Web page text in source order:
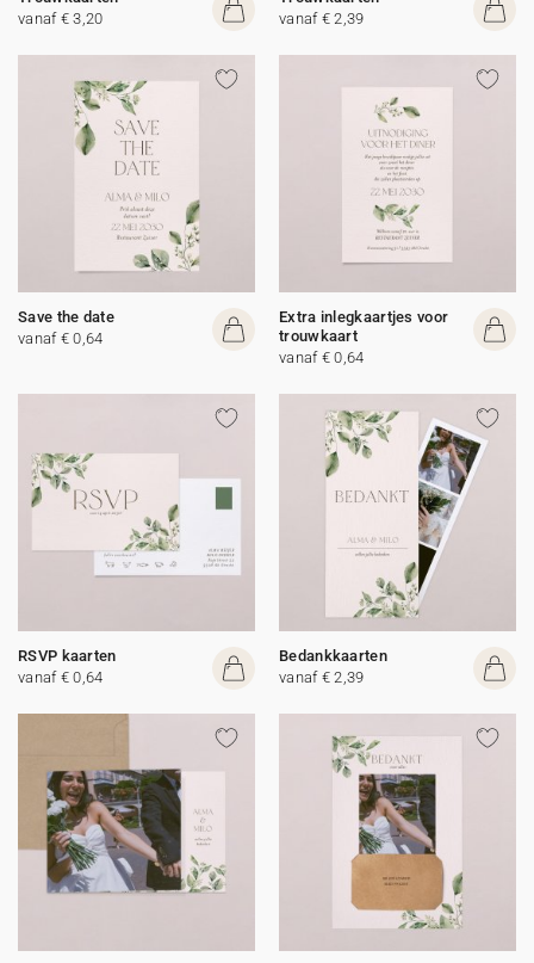
vanaf € 3,20
vanaf € 2,39
Save the date
vanaf € 0,64
Extra inlegkaartjes voor
trouwkaart
vanaf € 0,64
RSVP kaarten
vanaf € 0,64
Bedankkaarten
vanaf € 2,39